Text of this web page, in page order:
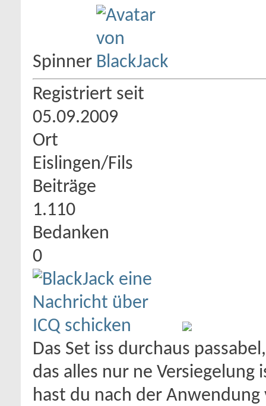
Spinner
Registriert seit
05.09.2009
Ort
Eislingen/Fils
Beiträge
1.110
Bedanken
0
Das Set iss durchaus
das alles nur ne Versiegelung
hast du nach der